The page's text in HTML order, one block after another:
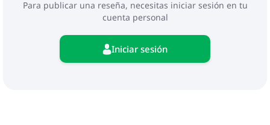
Para publicar una reseña, necesitas iniciar sesión en tu
cuenta personal
Iniciar sesión